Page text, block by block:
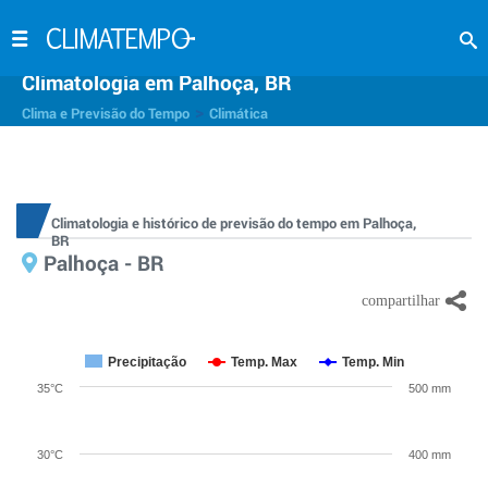
Climatologia em Palhoça, BR
Clima e Previsão do Tempo Climática
Climatologia e histórico de previsão do tempo em Palhoça,
BR
Palhoça - BR
Precipitação Temp. Max Temp. Min
30°C
35°C
400 mm
500 mm